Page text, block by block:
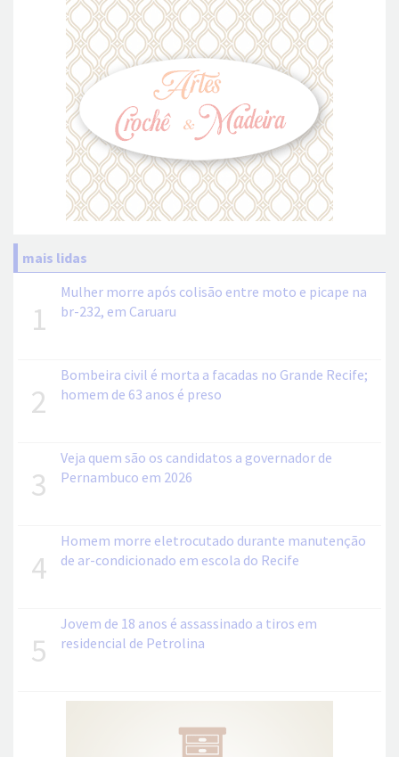
mais lidas
1
Mulher morre após colisão entre moto e picape na
br-232, em Caruaru
2
Bombeira civil é morta a facadas no Grande Recife;
homem de 63 anos é preso
3
Veja quem são os candidatos a governador de
Pernambuco em 2026
4
Homem morre eletrocutado durante manutenção
de ar-condicionado em escola do Recife
5
Jovem de 18 anos é assassinado a tiros em
residencial de Petrolina